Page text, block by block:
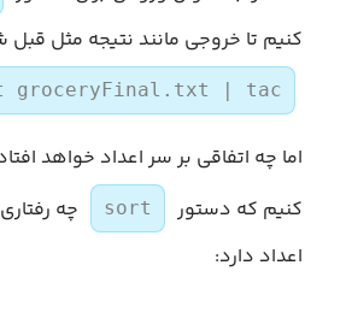
کنیم تا خروجی مانند نتیجه مثل
groceryFinal.txt | tac
اما چه اتفاقی بر سر اعداد خواهد
کنیم که دستور
sort
چه
اعداد دارد: